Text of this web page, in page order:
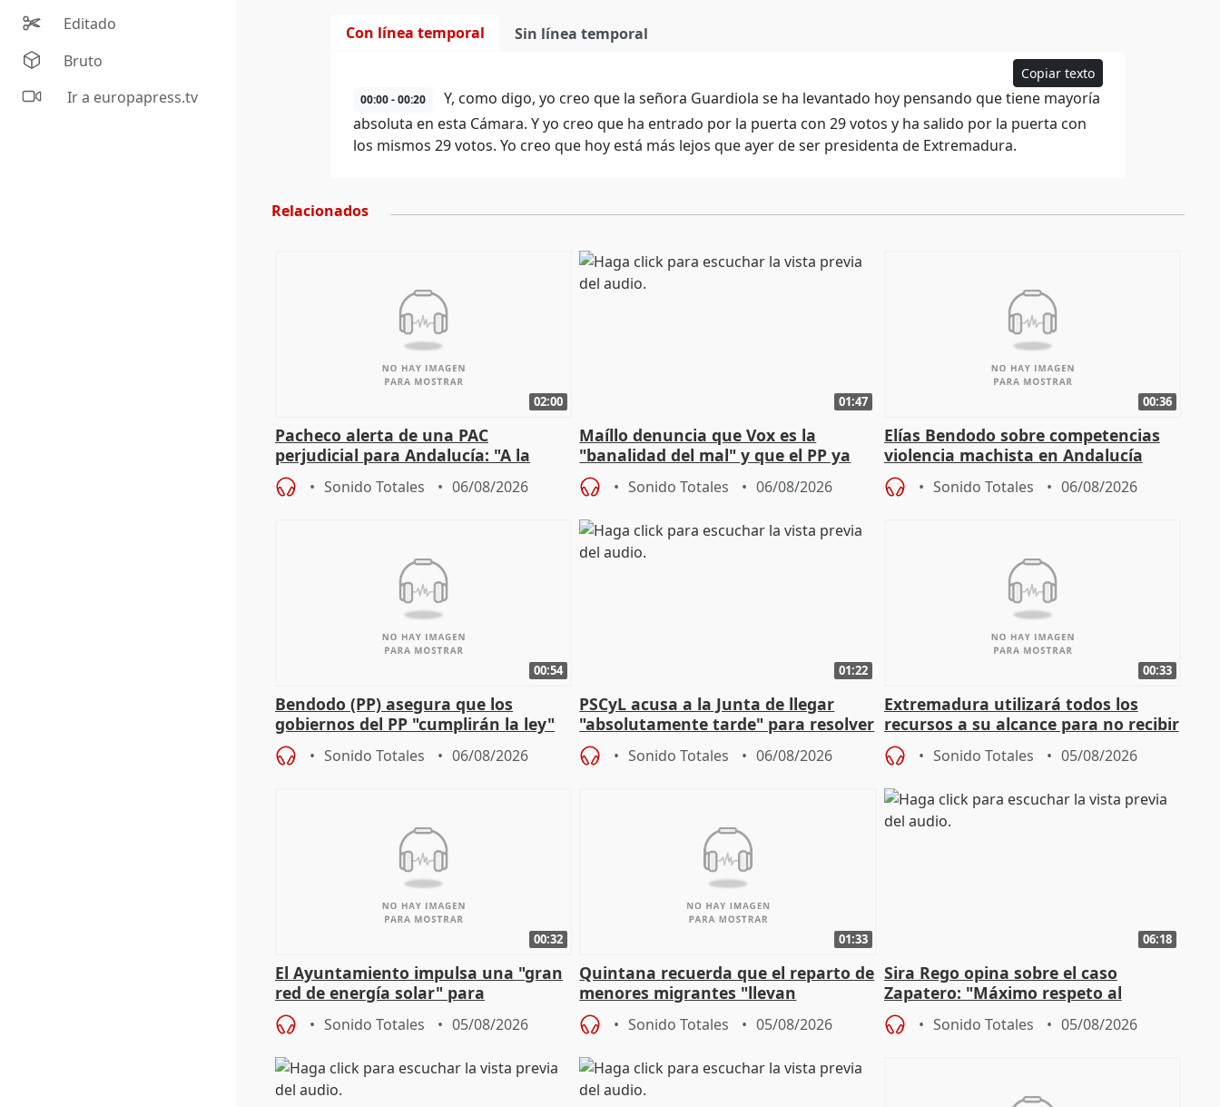
Editado
Bruto
Ir a europapress.tv
Con línea temporal Sin línea temporal
Copiar texto
00:00 - 00:20
Y, como digo, yo creo que la señora Guardiola se ha levantado hoy pensando que tiene mayoría
absoluta en esta Cámara. Y yo creo que ha entrado por la puerta con 29 votos y ha salido por la puerta con
los mismos 29 votos. Yo creo que hoy está más lejos que ayer de ser presidenta de Extremadura.
Relacionados
02:00
Pacheco alerta de una PAC
perjudicial para Andalucía: "A la
agricultura hay que protegerla"
Sonido Totales 06/08/2026
01:47
Maíllo denuncia que Vox es la
"banalidad del mal" y que el PP ya
asume todas sus tesis
Sonido Totales 06/08/2026
00:36
Elías Bendodo sobre competencias
violencia machista en Andalucía
Sonido Totales 06/08/2026
00:54
Bendodo (PP) asegura que los
gobiernos del PP "cumplirán la ley"
sobre los menores migrantes
Sonido Totales 06/08/2026
01:22
PSCyL acusa a la Junta de llegar
"absolutamente tarde" para resolver
problemas como Newcastle
Sonido Totales 06/08/2026
00:33
Extremadura utilizará todos los
recursos a su alcance para no recibir
más menores migrantes
Sonido Totales 05/08/2026
00:32
El Ayuntamiento impulsa una "gran
red de energía solar" para
autoconsumo
Sonido Totales 05/08/2026
01:33
Quintana recuerda que el reparto de
menores migrantes "llevan
aportación del Gobierno" central
Sonido Totales 05/08/2026
06:18
Sira Rego opina sobre el caso
Zapatero: "Máximo respeto al
proceso judicial"
Sonido Totales 05/08/2026